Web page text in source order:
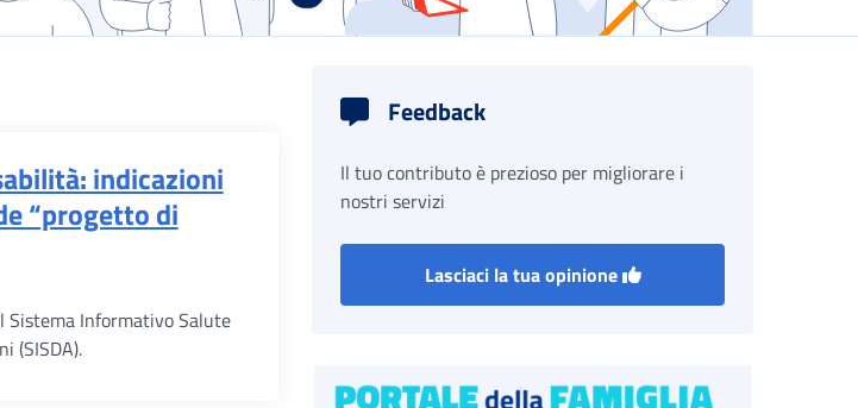
indicazioni
“progetto di
Sistema Informativo Salute
(SISDA).
Feedback
Il tuo contributo è prezioso per migliorare i
nostri servizi
Lasciaci la tua opinione